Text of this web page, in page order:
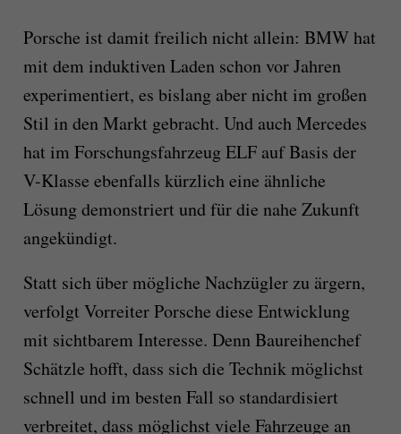
Porsche ist damit freilich nicht allein: BMW hat
mit dem induktiven Laden schon vor Jahren
experimentiert, es bislang aber nicht im großen
Stil in den Markt gebracht. Und auch Mercedes
hat im Forschungsfahrzeug ELF auf Basis der
V-Klasse ebenfalls kürzlich eine ähnliche
Lösung demonstriert und für die nahe Zukunft
angekündigt.
Statt sich über mögliche Nachzügler zu ärgern,
verfolgt Vorreiter Porsche diese Entwicklung
mit sichtbarem Interesse. Denn Baureihenchef
Schätzle hofft, dass sich die Technik möglichst
schnell und im besten Fall so standardisiert
verbreitet, dass möglichst viele Fahrzeuge an